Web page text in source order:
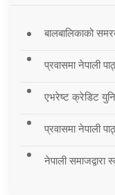
बालबालिकाको
प्रवासमा नेपाली
एभरेष्ट क्रेडिट
प्रवासमा नेपाली
नेपाली